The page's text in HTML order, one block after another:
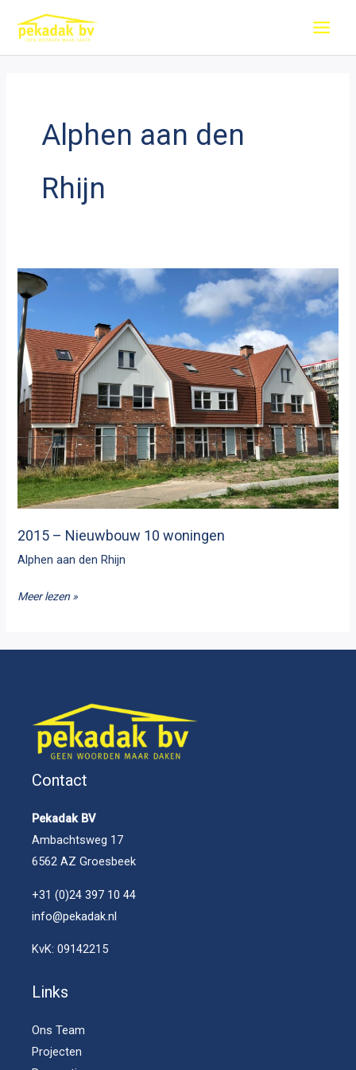
naar
de
Alphen aan den
Rhijn
2015 – Nieuwbouw 10 woningen
Alphen aan den Rhijn
2015
Meer lezen »
Contact
Pekadak BV
Ambachtsweg 17
6562 AZ Groesbeek
+31 (0)24 397 10 44
info@pekadak.nl
KvK: 09142215
Links
Ons Team
Projecten